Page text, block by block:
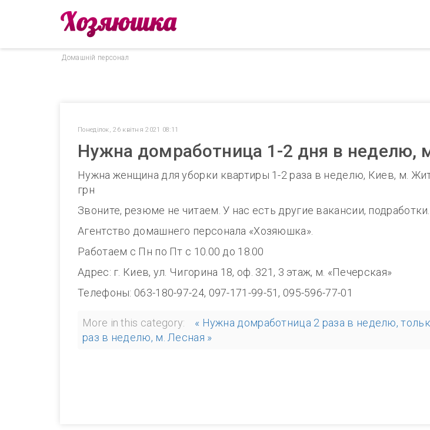
Домашнiй персонал
Понеділок, 26 квітня 2021 08:11
Нужна домработница 1-2 дня в неделю,
Нужна женщина для уборки квартиры 1-2 раза в неделю, Киев, м.
грн
Звоните, резюме не читаем. У нас есть другие вакансии, подработки.
Агентство домашнего персонала «Хозяюшка».
Работаем с Пн по Пт с 10.00 до 18.00
Адрес: г. Киев, ул. Чигорина 18, оф. 321, 3 этаж, м. «Печерская»
Телефоны: 063-180-97-24, 097-171-99-51, 095-596-77-01
More in this category: « Нужна домработница 2 раза в неделю,
раз в неделю, м. Лесная »